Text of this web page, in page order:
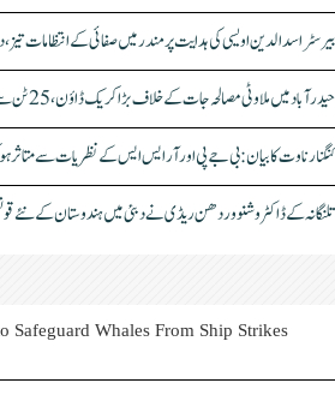
بیرسٹر اسدالدین اویسی کی ہدایت پر مندر میں صفائی کے انتظامات تیز،
حیدرآباد میں ملاوٹی مصالحہ جات کے خلاف بڑا کریک ڈاؤن، 25 ٹن سے زائد مصالحے ضبط، 3 گرفتار
کنگنا رناوت کا بیان: بی جے پی اور آر ایس ایس کے نظریات سے متاثر
تلنگانہ کے ڈاکٹر وشنو وردھن ریڈی نے دبئی میں ہندوستان کے نئے
Safeguard Whales From Ship Strikes